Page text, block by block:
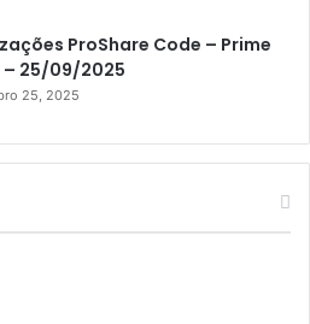
Qi Lite
ProShare Code – Prime
– 25/09/2025
25, 2025